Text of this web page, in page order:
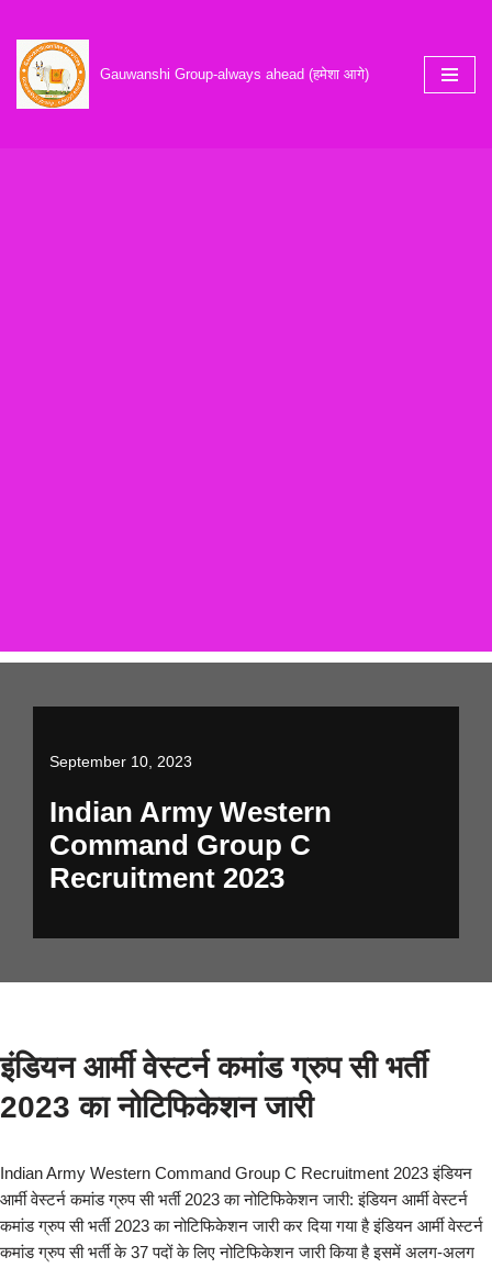
Skip
to
content
Gauwanshi Group-always ahead (हमेशा आगे)
September 10, 2023
Indian Army Western
Command Group C
Recruitment 2023
इंडियन आर्मी वेस्टर्न कमांड ग्रुप सी भर्ती
2023 का नोटिफिकेशन जारी
Indian Army Western Command Group C Recruitment 2023 इंडियन
आर्मी वेस्टर्न कमांड ग्रुप सी भर्ती 2023 का नोटिफिकेशन जारी: इंडियन आर्मी वेस्टर्न
कमांड ग्रुप सी भर्ती 2023 का नोटिफिकेशन जारी कर दिया गया है इंडियन आर्मी वेस्टर्न
कमांड ग्रुप सी भर्ती के 37 पदों के लिए नोटिफिकेशन जारी किया है इसमें अलग-अलग